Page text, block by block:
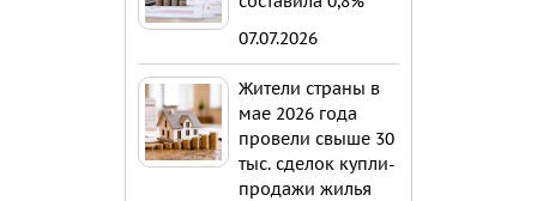
07.07.2026
Жители страны в
мае 2026 года
провели свыше 30
тыс. сделок купли-
продажи жилья